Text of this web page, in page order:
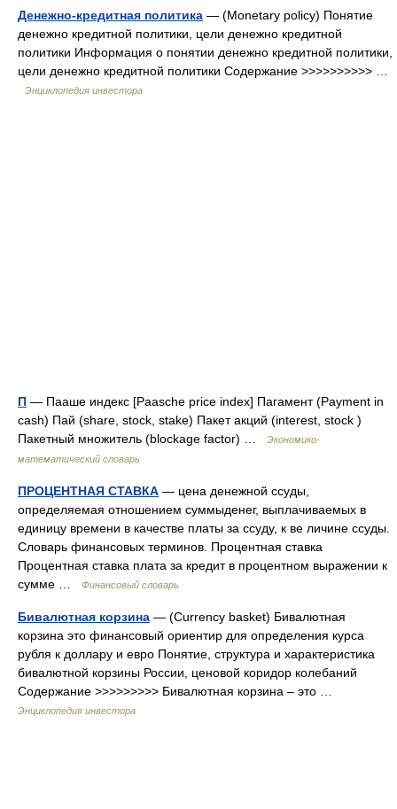
Денежно-кредитная политика — (Monetary policy) Понятие
денежно кредитной политики, цели денежно кредитной
политики Информация о понятии денежно кредитной политики,
цели денежно кредитной политики Содержание >>>>>>>>>> …
Энциклопедия инвестора
П — Пааше индекс [Paasche price index] Пагамент (Payment in
cash) Пай (share, stock, stake) Пакет акций (interest, stock )
Пакетный множитель (blockage factor) …
Экономико-
математический словарь
ПРОЦЕНТНАЯ СТАВКА — цена денежной ссуды,
определяемая отношением суммыденег, выплачиваемых в
единицу времени в качестве платы за ссуду, к ве личине ссуды.
Словарь финансовых терминов. Процентная ставка
Процентная ставка плата за кредит в процентном выражении к
сумме …
Финансовый словарь
Бивалютная корзина — (Currency basket) Бивалютная
корзина это финансовый ориентир для определения курса
рубля к доллару и евро Понятие, структура и характеристика
бивалютной корзины России, ценовой коридор колебаний
Содержание >>>>>>>>> Бивалютная корзина – это …
Энциклопедия инвестора